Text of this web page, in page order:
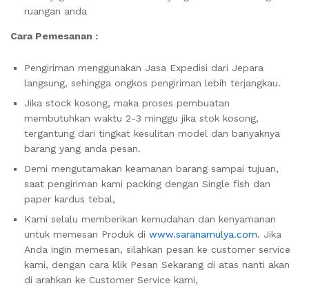
ruangan anda
Cara Pemesanan :
Pengiriman menggunakan Jasa Expedisi dari Jepara
langsung, sehingga ongkos pengiriman lebih terjangkau.
Jika stock kosong, maka proses pembuatan
membutuhkan waktu 2-3 minggu jika stok kosong,
tergantung dari tingkat kesulitan model dan banyaknya
barang yang anda pesan.
Demi mengutamakan keamanan barang sampai tujuan,
saat pengiriman kami packing dengan Single fish dan
paper kardus tebal,
Kami selalu memberikan kemudahan dan kenyamanan
untuk memesan Produk di www.saranamulya.com. Jika
Anda ingin memesan, silahkan pesan ke customer service
kami, dengan cara klik Pesan Sekarang di atas nanti akan
di arahkan ke Customer Service kami,